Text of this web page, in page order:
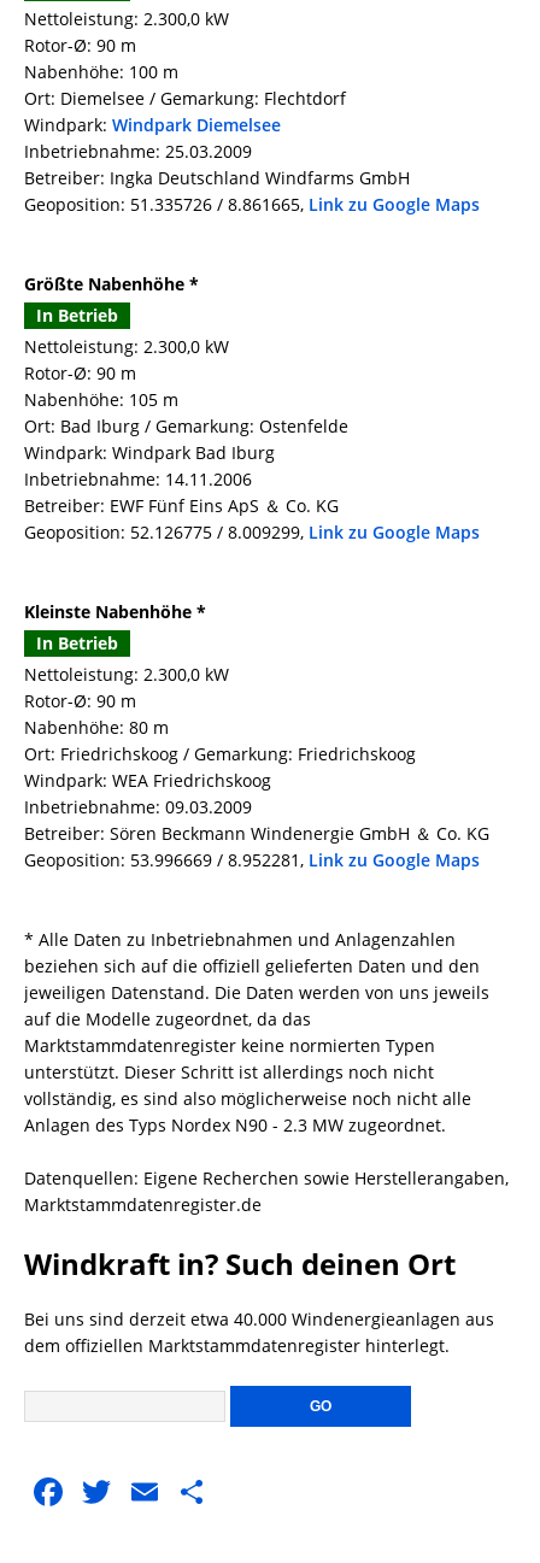
Nettoleistung: 2.300,0 kW
Rotor-Ø: 90 m
Nabenhöhe: 100 m
Ort: Diemelsee / Gemarkung: Flechtdorf
Windpark: Windpark Diemelsee
Inbetriebnahme: 25.03.2009
Betreiber: Ingka Deutschland Windfarms GmbH
Geoposition: 51.335726 / 8.861665, Link zu Google Maps
Größte Nabenhöhe *
In Betrieb
Nettoleistung: 2.300,0 kW
Rotor-Ø: 90 m
Nabenhöhe: 105 m
Ort: Bad Iburg / Gemarkung: Ostenfelde
Windpark: Windpark Bad Iburg
Inbetriebnahme: 14.11.2006
Betreiber: EWF Fünf Eins ApS ＆ Co. KG
Geoposition: 52.126775 / 8.009299, Link zu Google Maps
Kleinste Nabenhöhe *
In Betrieb
Nettoleistung: 2.300,0 kW
Rotor-Ø: 90 m
Nabenhöhe: 80 m
Ort: Friedrichskoog / Gemarkung: Friedrichskoog
Windpark: WEA Friedrichskoog
Inbetriebnahme: 09.03.2009
Betreiber: Sören Beckmann Windenergie GmbH ＆ Co. KG
Geoposition: 53.996669 / 8.952281, Link zu Google Maps
* Alle Daten zu Inbetriebnahmen und Anlagenzahlen
beziehen sich auf die offiziell gelieferten Daten und den
jeweiligen Datenstand. Die Daten werden von uns jeweils
auf die Modelle zugeordnet, da das
Marktstammdatenregister keine normierten Typen
unterstützt. Dieser Schritt ist allerdings noch nicht
vollständig, es sind also möglicherweise noch nicht alle
Anlagen des Typs Nordex N90 - 2.3 MW zugeordnet.
Datenquellen: Eigene Recherchen sowie Herstellerangaben,
Marktstammdatenregister.de
Windkraft in? Such deinen Ort
Bei uns sind derzeit etwa 40.000 Windenergieanlagen aus
dem offiziellen Marktstammdatenregister hinterlegt.
F T E